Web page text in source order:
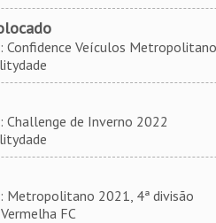
Veículos Metropolitano
de Inverno 2022
2021, 4ª divisão
FC